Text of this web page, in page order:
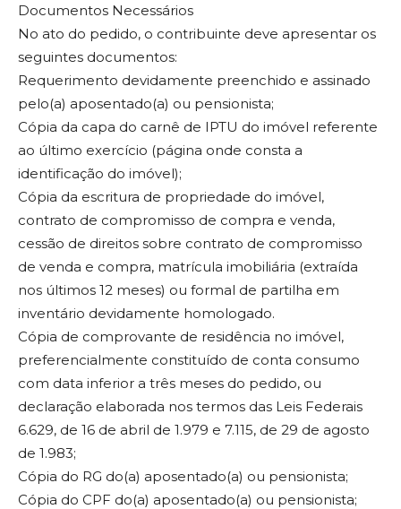
Documentos Necessários
No ato do pedido, o contribuinte deve apresentar os
seguintes documentos:
Requerimento devidamente preenchido e assinado
pelo(a) aposentado(a) ou pensionista;
Cópia da capa do carnê de IPTU do imóvel referente
ao último exercício (página onde consta a
identificação do imóvel);
Cópia da escritura de propriedade do imóvel,
contrato de compromisso de compra e venda,
cessão de direitos sobre contrato de compromisso
de venda e compra, matrícula imobiliária (extraída
nos últimos 12 meses) ou formal de partilha em
inventário devidamente homologado.
Cópia de comprovante de residência no imóvel,
preferencialmente constituído de conta consumo
com data inferior a três meses do pedido, ou
declaração elaborada nos termos das Leis Federais
6.629, de 16 de abril de 1.979 e 7.115, de 29 de agosto
de 1.983;
Cópia do RG do(a) aposentado(a) ou pensionista;
Cópia do CPF do(a) aposentado(a) ou pensionista;